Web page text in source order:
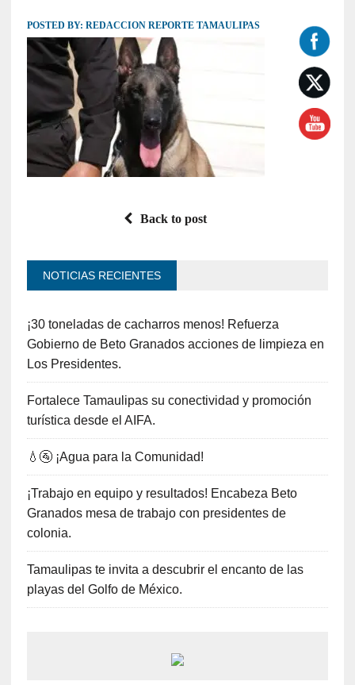
POSTED BY: REDACCION REPORTE TAMAULIPAS
Back to post
NOTICIAS RECIENTES
¡30 toneladas de cacharros menos! Refuerza
Gobierno de Beto Granados acciones de limpieza en
Los Presidentes.
Fortalece Tamaulipas su conectividad y promoción
turística desde el AIFA.
💧🚰 ¡Agua para la Comunidad!
¡Trabajo en equipo y resultados! Encabeza Beto
Granados mesa de trabajo con presidentes de
colonia.
Tamaulipas te invita a descubrir el encanto de las
playas del Golfo de México.